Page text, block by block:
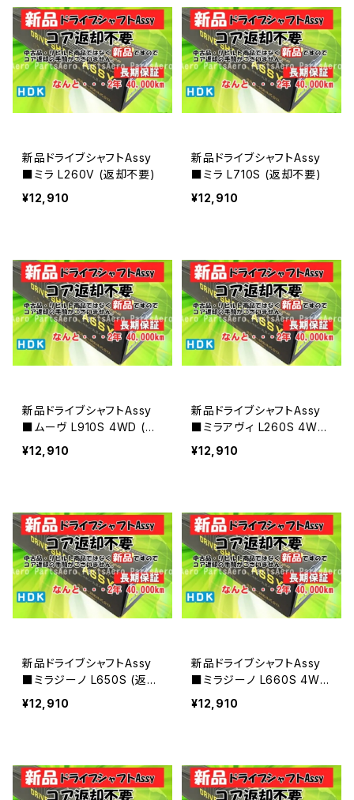
新品ドライブシャフトAssy
■ミラ L260V (返却不要)
¥12,910
新品ドライブシャフトAssy
■ミラ L710S (返却不要)
¥12,910
新品ドライブシャフトAssy
■ムーヴ L910S 4WD (返
却不要)
¥12,910
新品ドライブシャフトAssy
■ミラアヴィ L260S 4WD
(返却不要)
¥12,910
新品ドライブシャフトAssy
■ミラジーノ L650S (返却
不要)
¥12,910
新品ドライブシャフトAssy
■ミラジーノ L660S 4WD
(返却不要)
¥12,910